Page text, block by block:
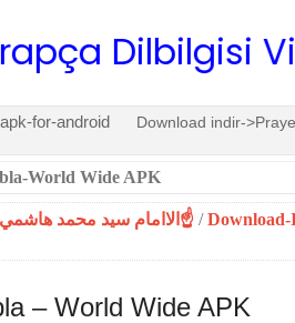
for-android
Download indir-
World Wide APK
☝الاامام سيد محمد هاشمي الموسوي☝المحمدية☝ /Download-
– World Wide APK